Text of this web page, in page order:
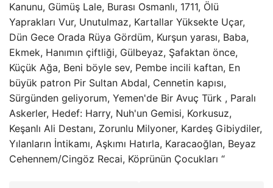
Kanunu, Gümüş Lale, Burası Osmanlı, 1711, Ölü
Yaprakları Vur, Unutulmaz, Kartallar Yüksekte Uçar,
Dün Gece Orada Rüya Gördüm, Kurşun yarası, Baba,
Ekmek, Hanımın çiftliği, Gülbeyaz, Şafaktan önce,
Küçük Ağa, Beni böyle sev, Pembe incili kaftan, En
büyük patron Pir Sultan Abdal, Cennetin kapısı,
Sürgünden geliyorum, Yemen'de Bir Avuç Türk , Paralı
Askerler, Hedef: Harry, Nuh'un Gemisi, Korkusuz,
Keşanlı Ali Destanı, Zorunlu Milyoner, Kardeş Gibiydiler,
Yılanların İntikamı, Aşkımı Hatırla, Karacaoğlan, Beyaz
Cehennem/Cingöz Recai, Köprünün Çocukları “